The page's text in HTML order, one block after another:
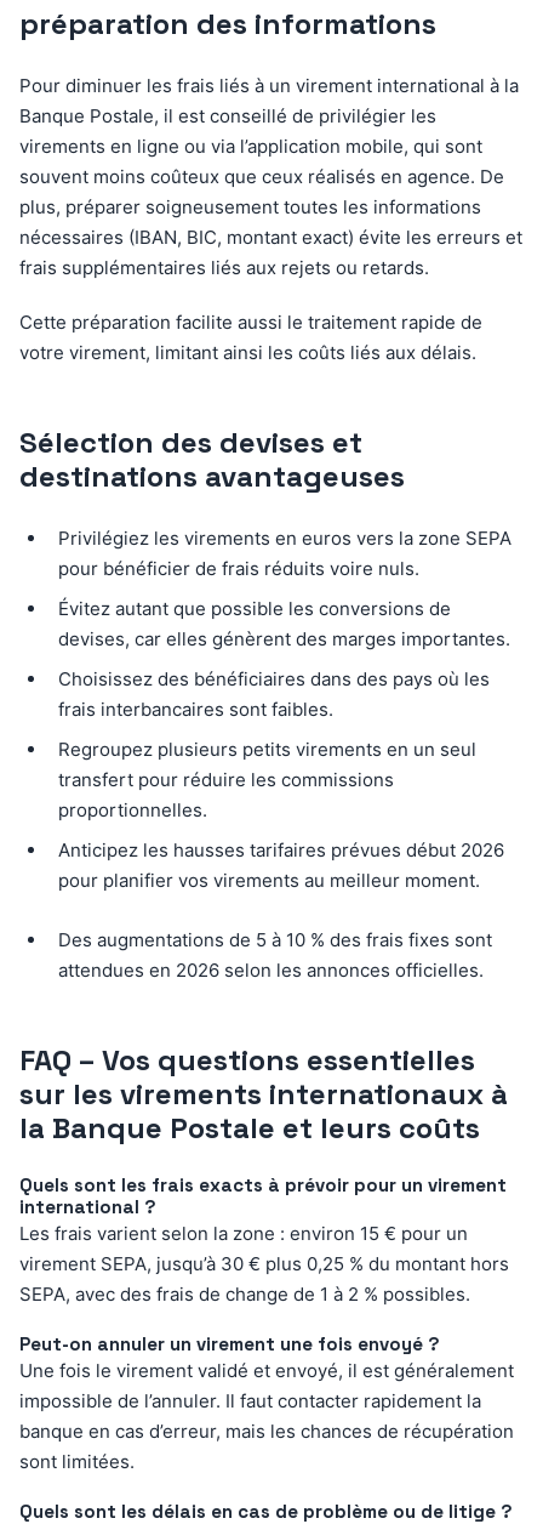
préparation des informations
Pour diminuer les frais liés à un virement international à la
Banque Postale, il est conseillé de privilégier les
virements en ligne ou via l’application mobile, qui sont
souvent moins coûteux que ceux réalisés en agence. De
plus, préparer soigneusement toutes les informations
nécessaires (IBAN, BIC, montant exact) évite les erreurs et
frais supplémentaires liés aux rejets ou retards.
Cette préparation facilite aussi le traitement rapide de
votre virement, limitant ainsi les coûts liés aux délais.
Sélection des devises et
destinations avantageuses
Privilégiez les virements en euros vers la zone SEPA
pour bénéficier de frais réduits voire nuls.
Évitez autant que possible les conversions de
devises, car elles génèrent des marges importantes.
Choisissez des bénéficiaires dans des pays où les
frais interbancaires sont faibles.
Regroupez plusieurs petits virements en un seul
transfert pour réduire les commissions
proportionnelles.
Anticipez les hausses tarifaires prévues début 2026
pour planifier vos virements au meilleur moment.
Des augmentations de 5 à 10 % des frais fixes sont
attendues en 2026 selon les annonces officielles.
FAQ – Vos questions essentielles
sur les virements internationaux à
la Banque Postale et leurs coûts
Quels sont les frais exacts à prévoir pour un virement
international ?
Les frais varient selon la zone : environ 15 € pour un
virement SEPA, jusqu’à 30 € plus 0,25 % du montant hors
SEPA, avec des frais de change de 1 à 2 % possibles.
Peut-on annuler un virement une fois envoyé ?
Une fois le virement validé et envoyé, il est généralement
impossible de l’annuler. Il faut contacter rapidement la
banque en cas d’erreur, mais les chances de récupération
sont limitées.
Quels sont les délais en cas de problème ou de litige ?